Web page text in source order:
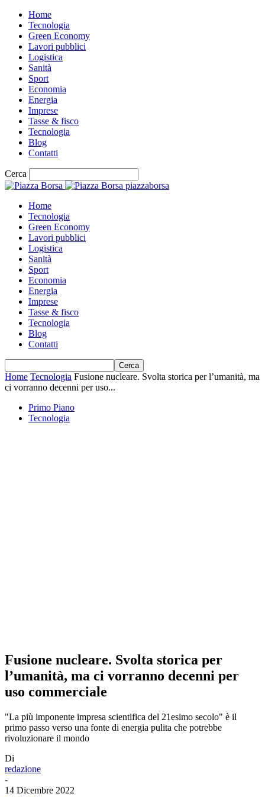
Home
Tecnologia
Green Economy
Lavori pubblici
Logistica
Sanità
Sport
Economia
Energia
Imprese
Tasse & fisco
Tecnologia
Blog
Contatti
Cerca
piazzaborsa
Home
Tecnologia
Green Economy
Lavori pubblici
Logistica
Sanità
Sport
Economia
Energia
Imprese
Tasse & fisco
Tecnologia
Blog
Contatti
Home Tecnologia Fusione nucleare. Svolta storica per l’umanità, ma
ci vorranno decenni per uso...
Primo Piano
Tecnologia
Fusione nucleare. Svolta storica per
l’umanità, ma ci vorranno decenni per
uso commerciale
"La più imponente impresa scientifica del 21esimo secolo" è il
primo passo verso una fonte di energia pulita che potrebbe
rivoluzionare il mondo
Di
redazione
-
14 Dicembre 2022